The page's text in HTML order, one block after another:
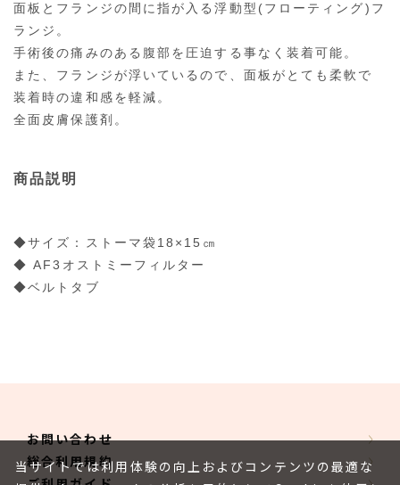
面板とフランジの間に指が入る浮動型(フローティング)フ
ランジ。
手術後の痛みのある腹部を圧迫する事なく装着可能。
また、フランジが浮いているので、面板がとても柔軟で
装着時の違和感を軽減。
全面皮膚保護剤。
商品説明
◆サイズ：ストーマ袋18×15㎝
◆ AF3オストミーフィルター
◆ベルトタブ
お問い合わせ
総合利用規約
当サイトでは利用体験の向上およびコンテンツの最適な